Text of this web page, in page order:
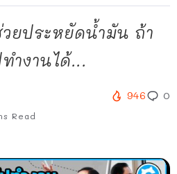
ยประหยัดน้ำมัน ถ้า
ำงานได้...
Read
946 0